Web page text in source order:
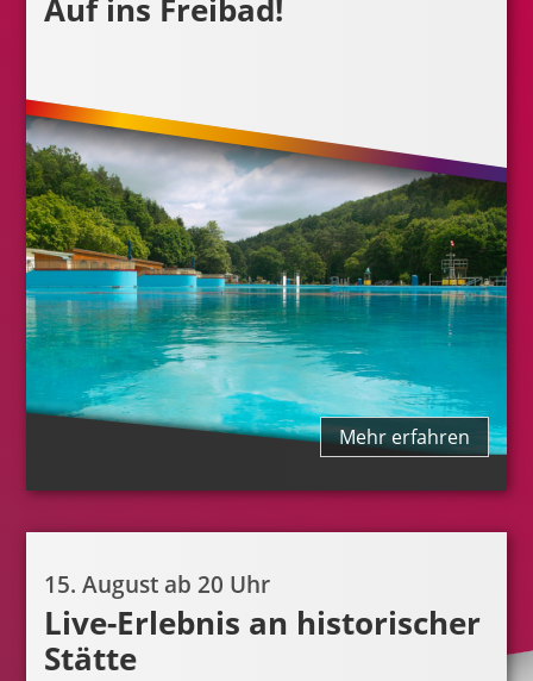
Auf ins Freibad!
Mehr erfahren
15. August ab 20 Uhr
Live-Erlebnis an historischer
Stätte